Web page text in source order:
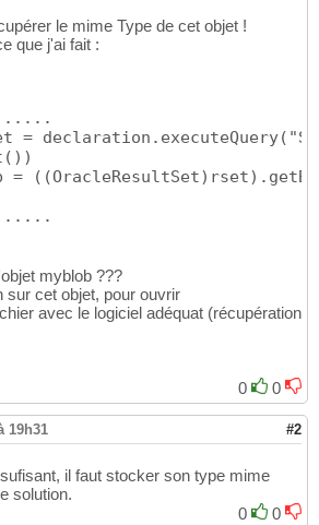
le mime Type de cet objet !
que j'ai fait :
=
=
myblob ???
sur cet objet, pour ouvrir
avec le logiciel adéquat (récupération
0
0
19h31 #2
il faut stocker son type mime
solution.
0
0